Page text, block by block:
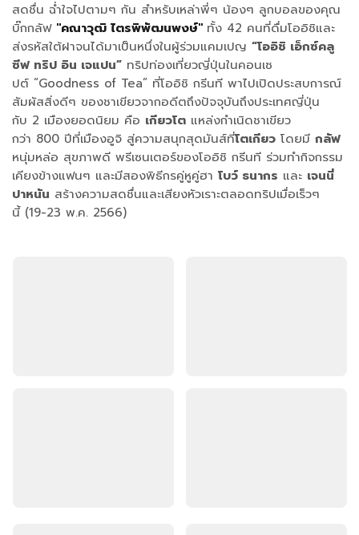
สดชื่น ฉ่ำใจไปตามๆ กัน สำหรับเหล่าพี่ๆ น้องๆ ลูกบอลของคุณ
บิ๊กกลัฟ "คณาวุฒิ ไตรพิพัฒนพงษ์" ทั้ง 42 คนที่ดื่มโออิชิและ
ส่งรหัสใต้ฝาจนได้มาเป็นหนึ่งในผู้ร่วมแคมเปญ “โออิชิ เอ็กซ์คลู
ซีฟ ทริป อิน เจแปน” ทริปท่องเที่ยวญี่ปุ่นในคอนเซ
ปต์ “Goodness of Tea” ที่โออิชิ กรีนที พาไปเปิดประสบการณ์
สัมผัสสิ่งดีๆ ของชาเขียวจากอดีตถึงปัจจุบันถึงประเทศญี่ปุ่น
กับ 2 เมืองยอดนิยม คือ เกียวโต แหล่งกำเนิดชาเขียว
กว่า 800 ปีที่เมืองอูจิ สู่ความสนุกสุดมันส์ที่โตเกียว โดยมี กลัฟ
หนุ่มหล่อ สุขภาพดี พรีเซนเตอร์ของโออิชิ กรีนที ร่วมทำกิจกรรม
เคียงข้างแฟนๆ และมีสองพิธีกรคู่หูคู่ฮา โบว์ ธนากร และ เจนนี่
ปาหนัน สร้างความสดชื่นและเสียงหัวเราะตลอดทริปเมื่อเร็วๆ
นี้ (19-23 พ.ค. 2566)